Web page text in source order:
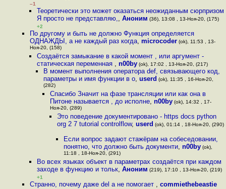
–1
Теоретически это может оказаться неожиданным сюрпризом
Я просто не представляю,, Аноним (36), 13:08 , 13-Ноя-20, (175)
+2
По другому и быть не должно Функция определяется
ОДНАЖДЫ, а не каждый раз когда,microcoder (ok), 11:53 , 13-
Ноя-20, (158)
Создаётся замыкание в какой момент , или аргумент -
статическая переменная , n00by(ok), 17:02 , 13-Ноя-20, (217)
В момент выполнения оператора def, связывающего код,
параметры и имя функции в о, userd (ok), 11:35 , 16-Ноя-20,
(282)
Спасибо Значит на фазе трансляции или как она в
Питоне называется , до исполне,n00by (ok), 14:32 , 17-
Ноя-20, (289)
Это поведение документировано - https docs python
org 2 7 tutorial controlflow, userd (ok), 01:14 , 18-Ноя-20, (290)
Если вопрос задают стажёрам на собеседовании,
понятно, что должно быть документи, n00by(ok),
11:18 , 18-Ноя-20, (291)
Во всех языках объект в параметрах создаётся при каждом
заходе в функцию и тольк, Аноним (219), 17:10 , 13-Ноя-20, (219)
+1
Странно, почему даже del a не помогает ,commiethebeastie